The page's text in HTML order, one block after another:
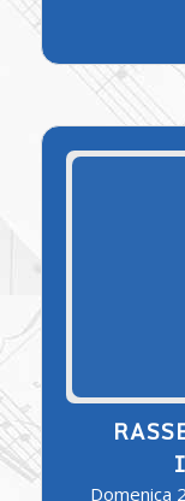
Domenica